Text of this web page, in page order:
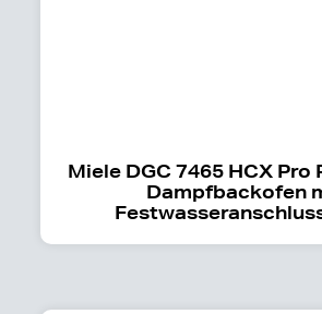
Miele DGC 7465 HCX Pro
Dampfbackofen